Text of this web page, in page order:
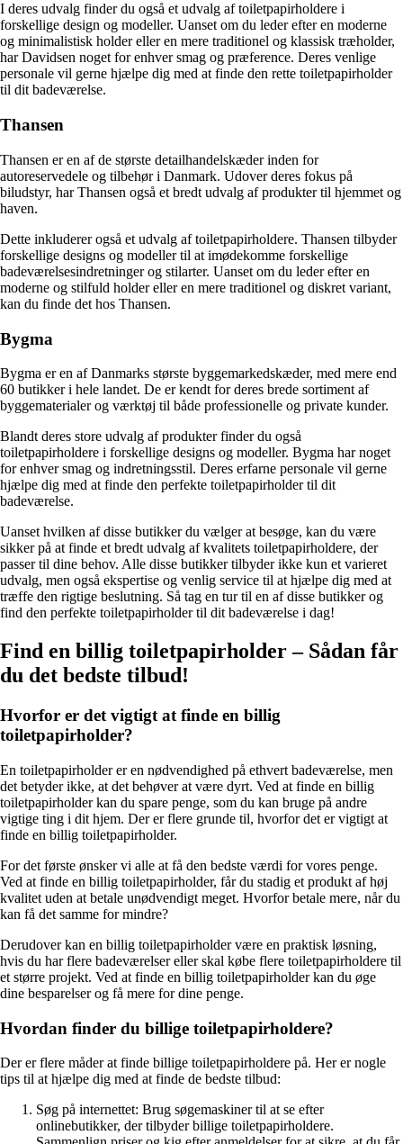
I deres udvalg finder du også et udvalg af toiletpapirholdere i
forskellige design og modeller. Uanset om du leder efter en moderne
og minimalistisk holder eller en mere traditionel og klassisk træholder,
har Davidsen noget for enhver smag og præference. Deres venlige
personale vil gerne hjælpe dig med at finde den rette toiletpapirholder
til dit badeværelse.
Thansen
Thansen er en af de største detailhandelskæder inden for
autoreservedele og tilbehør i Danmark. Udover deres fokus på
biludstyr, har Thansen også et bredt udvalg af produkter til hjemmet og
haven.
Dette inkluderer også et udvalg af toiletpapirholdere. Thansen tilbyder
forskellige designs og modeller til at imødekomme forskellige
badeværelsesindretninger og stilarter. Uanset om du leder efter en
moderne og stilfuld holder eller en mere traditionel og diskret variant,
kan du finde det hos Thansen.
Bygma
Bygma er en af Danmarks største byggemarkedskæder, med mere end
60 butikker i hele landet. De er kendt for deres brede sortiment af
byggematerialer og værktøj til både professionelle og private kunder.
Blandt deres store udvalg af produkter finder du også
toiletpapirholdere i forskellige designs og modeller. Bygma har noget
for enhver smag og indretningsstil. Deres erfarne personale vil gerne
hjælpe dig med at finde den perfekte toiletpapirholder til dit
badeværelse.
Uanset hvilken af ​​disse butikker du vælger at besøge, kan du være
sikker på at finde et bredt udvalg af kvalitets toiletpapirholdere, der
passer til dine behov. Alle disse butikker tilbyder ikke kun et varieret
udvalg, men også ekspertise og venlig service til at hjælpe dig med at
træffe den rigtige beslutning. Så tag en tur til en af disse butikker og
find den perfekte toiletpapirholder til dit badeværelse i dag!
Find en billig toiletpapirholder – Sådan får
du det bedste tilbud!
Hvorfor er det vigtigt at finde en billig
toiletpapirholder?
En toiletpapirholder er en nødvendighed på ethvert badeværelse, men
det betyder ikke, at det behøver at være dyrt. Ved at finde en billig
toiletpapirholder kan du spare penge, som du kan bruge på andre
vigtige ting i dit hjem. Der er flere grunde til, hvorfor det er vigtigt at
finde en billig toiletpapirholder.
For det første ønsker vi alle at få den bedste værdi for vores penge.
Ved at finde en billig toiletpapirholder, får du stadig et produkt af høj
kvalitet uden at betale unødvendigt meget. Hvorfor betale mere, når du
kan få det samme for mindre?
Derudover kan en billig toiletpapirholder være en praktisk løsning,
hvis du har flere badeværelser eller skal købe flere toiletpapirholdere til
et større projekt. Ved at finde en billig toiletpapirholder kan du øge
dine besparelser og få mere for dine penge.
Hvordan finder du billige toiletpapirholdere?
Der er flere måder at finde billige toiletpapirholdere på. Her er nogle
tips til at hjælpe dig med at finde de bedste tilbud:
Søg på internettet: Brug søgemaskiner til at se efter
onlinebutikker, der tilbyder billige toiletpapirholdere.